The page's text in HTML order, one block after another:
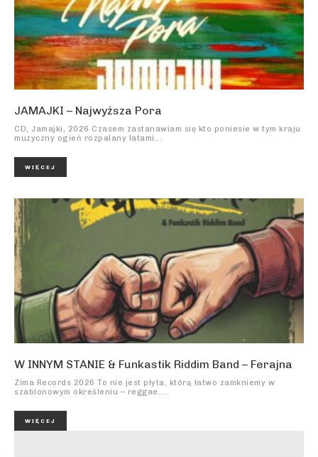
JAMAJKI – Najwyższa Pora
CD, Jamajki, 2026 Czasem zastanawiam się kto poniesie w tym kraju
muzyczny ogień rozpalany latami...
WIĘCEJ
W INNYM STANIE & Funkastik Riddim Band – Ferajna
Zima Records 2026 To nie jest płyta, którą łatwo zamkniemy w
szablonowym określeniu – reggae....
WIĘCEJ